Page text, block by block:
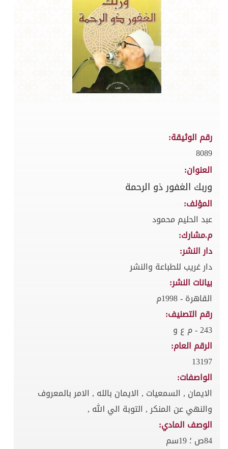
رقم الوثيقة:
8089
العنوان:
وربك الغفور ذو الرحمة
المؤلف:
عبد الحليم محمود
م.مشارك:
دار النشر:
دار غريب للطباعة والنشر
بيانات النشر:
القاهرة - 1998م
رقم التصنيف:
243 - م ع و
الرقم العام:
13197
الواصفات:
الايمان , السمعيات , الايمان بالله , الامر بالمعروف
والنهي عن المنكر , التوبة الي الله ,
الوصف المادي:
84ص ؛ 19سم